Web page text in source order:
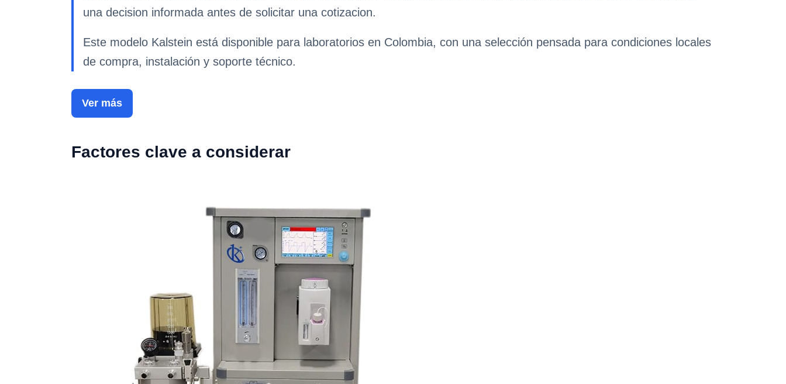
una decision informada antes de solicitar una cotizacion.
Este modelo Kalstein está disponible para laboratorios en Colombia, con una selección pensada para condiciones locales
de compra, instalación y soporte técnico.
Ver más
Factores clave a considerar